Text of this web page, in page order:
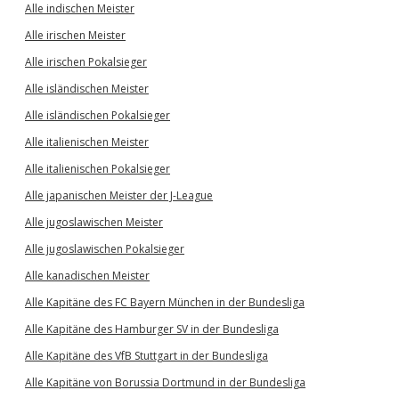
Alle indischen Meister
Alle irischen Meister
Alle irischen Pokalsieger
Alle isländischen Meister
Alle isländischen Pokalsieger
Alle italienischen Meister
Alle italienischen Pokalsieger
Alle japanischen Meister der J-League
Alle jugoslawischen Meister
Alle jugoslawischen Pokalsieger
Alle kanadischen Meister
Alle Kapitäne des FC Bayern München in der Bundesliga
Alle Kapitäne des Hamburger SV in der Bundesliga
Alle Kapitäne des VfB Stuttgart in der Bundesliga
Alle Kapitäne von Borussia Dortmund in der Bundesliga